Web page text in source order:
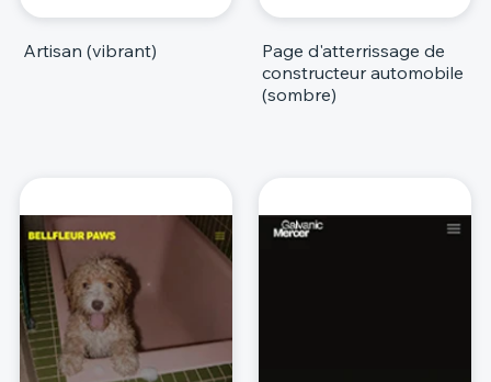
Artisan (vibrant)
Page d'atterrissage de
constructeur automobile
(sombre)